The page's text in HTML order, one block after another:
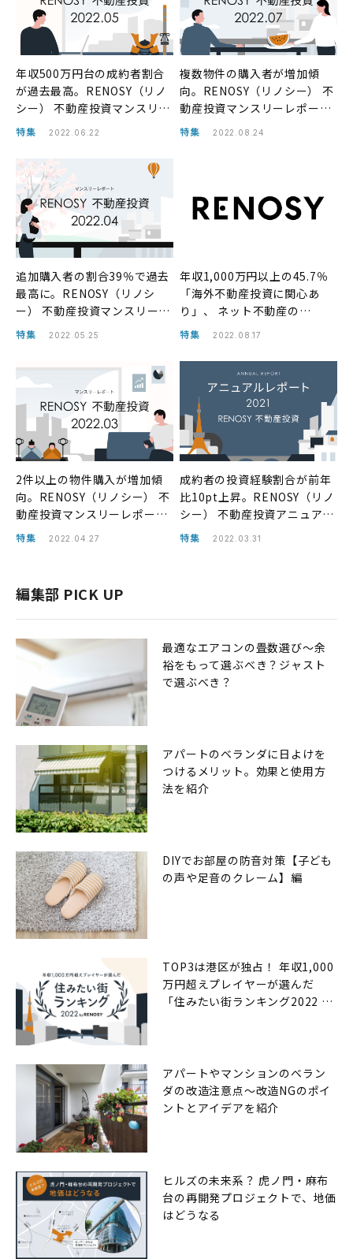
年収500万円台の成約者割合
が過去最高。RENOSY（リノ
シー） 不動産投資マンスリー
レポート2022年5月
特集 2022.06.22
複数物件の購入者が増加傾
向。RENOSY（リノシー） 不
動産投資マンスリーレポート
2022年7月
特集 2022.08.24
追加購入者の割合39％で過去
最高に。RENOSY（リノシ
ー） 不動産投資マンスリーレ
ポート2022年4月
特集 2022.05.25
年収1,000万円以上の45.7％
「海外不動産投資に関心あ
り」、 ネット不動産の
RENOSY（リノシー）がタイ
開始
特集 2022.08.17
2件以上の物件購入が増加傾
向。RENOSY（リノシー） 不
動産投資マンスリーレポート
2022年3月
特集 2022.04.27
成約者の投資経験割合が前年
比10pt上昇。RENOSY（リノ
シー） 不動産投資アニュアル
レポート2021年
特集 2022.03.31
編集部 PICK UP
最適なエアコンの畳数選び〜余
裕をもって選ぶべき？ジャスト
で選ぶべき？
アパートのベランダに日よけを
つけるメリット。効果と使用方
法を紹介
DIYでお部屋の防音対策【子ども
の声や足音のクレーム】編
TOP3は港区が独占！ 年収1,000
万円超えプレイヤーが選んだ
「住みたい街ランキング2022 by
アパートやマンションのベラン
ダの改造注意点〜改造NGのポイ
ントとアイデアを紹介
ヒルズの未来系？ 虎ノ門・麻布
台の再開発プロジェクトで、地価
はどうなる